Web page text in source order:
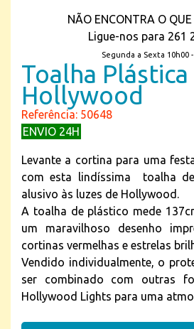
NÃO ENCONTRA O QUE
Ligue-nos para 261
Segunda a Sexta 10h00
Toalha Plástica
Hollywood
Referência: 50648
ENVIO 24H
Levante a cortina para uma
com esta lindíssima toalha
alusivo às luzes de Hollywood.
A toalha de plástico mede
um maravilhoso desenho
cortinas vermelhas e estrelas
Vendido individualmente, o
ser combinado com outras
Hollywood Lights para uma